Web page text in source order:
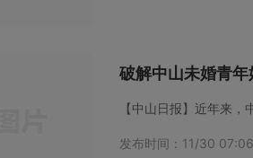
破解中山未婚青
发布时间：11/30 07:06